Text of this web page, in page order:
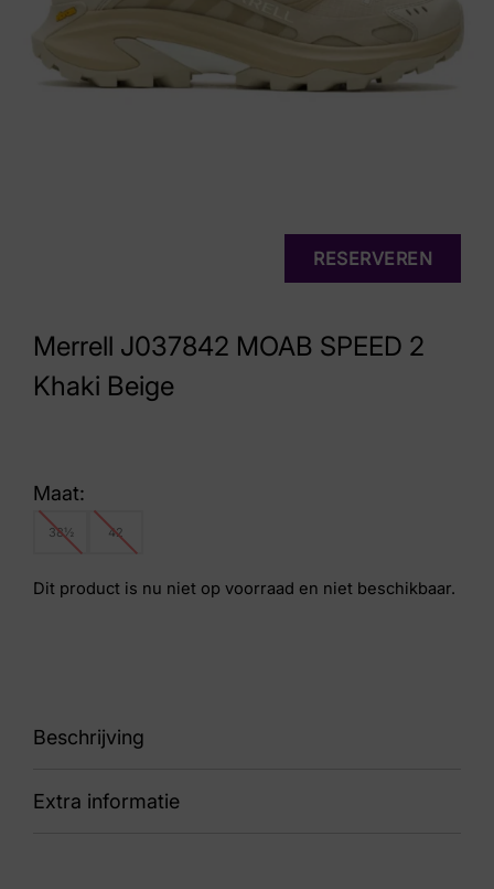
Merrell J037842 MOAB SPEED 2
Khaki Beige
RESERVEREN
Maat:
38½ 42
Dit product is nu niet op voorraad en niet beschikbaar.
Beschrijving
89 J037842 MOAB SPEED 2 GTX Khaki
Extra informatie